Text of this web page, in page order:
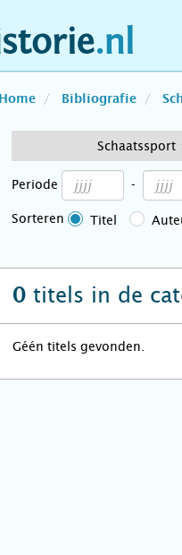
Home Bibliografie
Schaatssport
Periode -
Sorteren Titel
0 titels in de
Géén titels gevonden.